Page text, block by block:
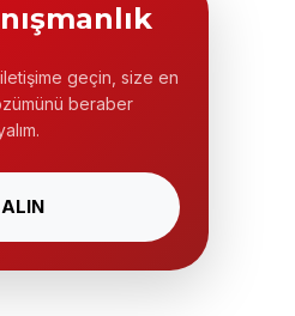
geçin, size en
beraber